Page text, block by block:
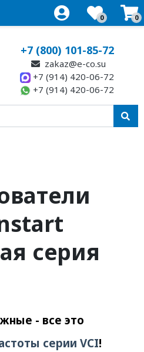
0 0
+7 (800) 101-85-72
zakaz@e-co.su
+7 (914) 420-06-72
+7 (914) 420-06-72
серия
- все это
серии VCI!